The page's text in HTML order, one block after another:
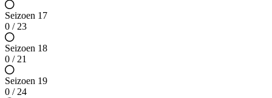
Seizoen 17
0 / 23
Seizoen 18
0 / 21
Seizoen 19
0 / 24